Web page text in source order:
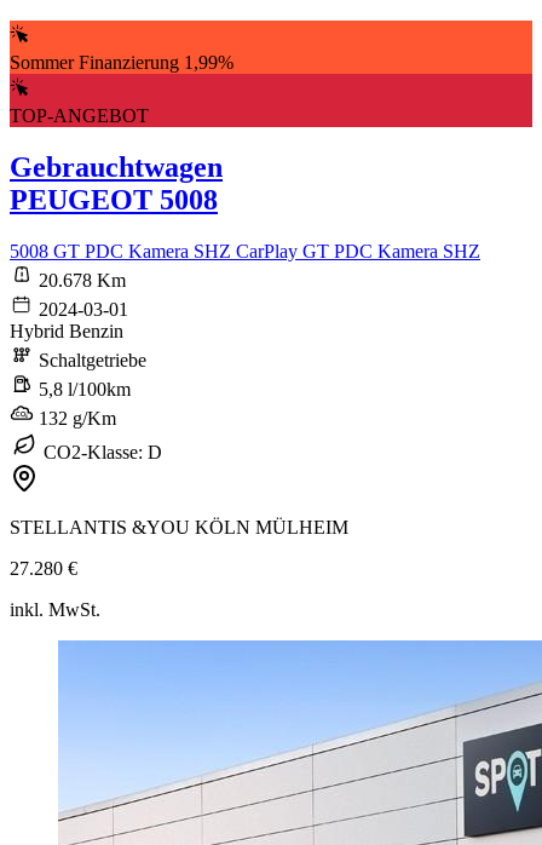
Sommer Finanzierung 1,99%
TOP-ANGEBOT
Gebrauchtwagen
PEUGEOT 5008
5008 GT PDC Kamera SHZ CarPlay GT PDC Kamera SHZ
20.678 Km
2024-03-01
Hybrid Benzin
Schaltgetriebe
5,8 l/100km
132 g/Km
CO2-Klasse: D
STELLANTIS &YOU KÖLN MÜLHEIM
27.280 €
inkl. MwSt.